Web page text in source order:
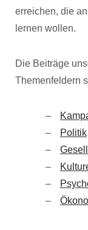
erreichen, die
lernen wollen.
Die Beiträge
Themenfeldern
Politik